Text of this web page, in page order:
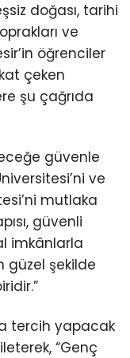
doğası, tarihi
ve
öğrenciler
çeken
şu çağrıda
güvenle
ve
mutlaka
güvenli
imkânlarla
güzel şekilde
tercih yapacak
“Genç